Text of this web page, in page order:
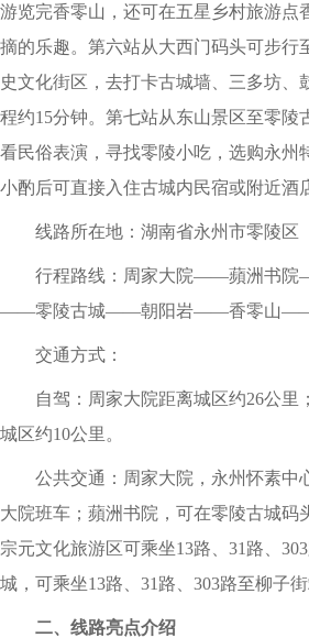
游览完香零山，还可在五星乡村旅游点
摘的乐趣。第六站从大西门码头可步行
史文化街区，去打卡古城墙、三多坊、
程约15分钟。第七站从东山景区至零陵
看民俗表演，寻找零陵小吃，选购永州
小酌后可直接入住古城内民宿或附近酒
线路所在地：湖南省永州市零陵区
行程路线：周家大院——蘋洲书院
——零陵古城——朝阳岩——香零山——
交通方式：
自驾：周家大院距离城区约26公里
城区约10公里。
公共交通：周家大院，永州怀素
大院班车；蘋洲书院，可在零陵古城码
宗元文化旅游区可乘坐13路、31路、
城，可乘坐13路、31路、303路至柳子
二、线路亮点介绍